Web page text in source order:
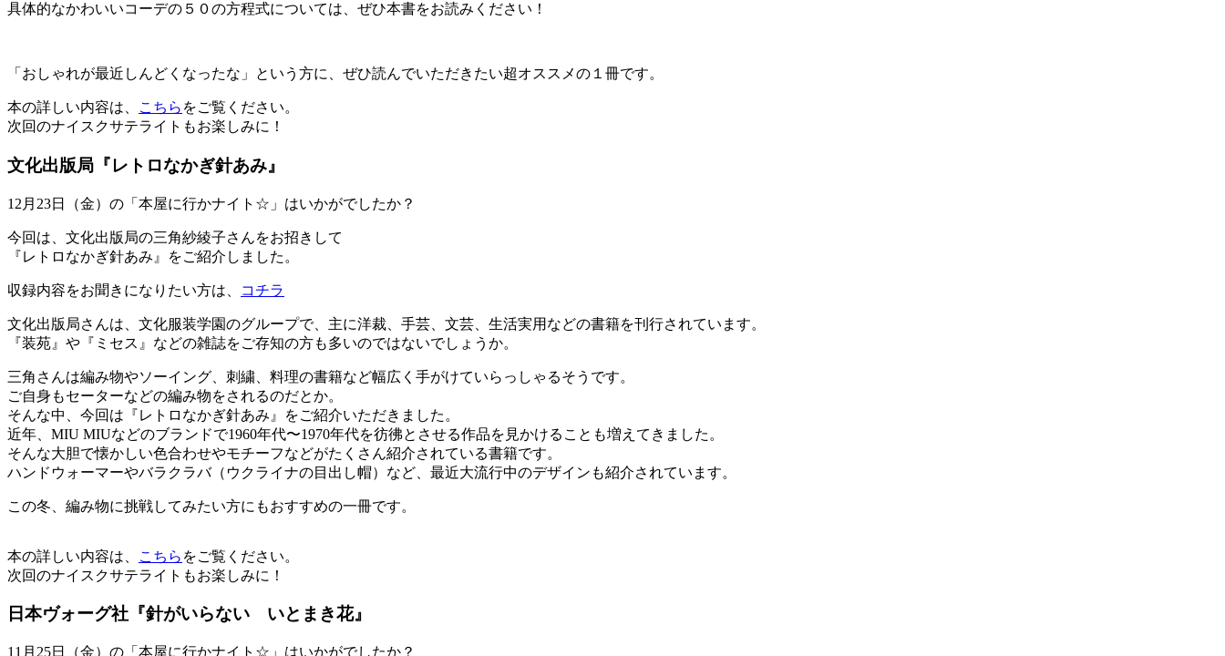
具体的なかわいいコーデの５０の方程式については、ぜひ本書をお読みください！
「おしゃれが最近しんどくなったな」という方に、ぜひ読んでいただきたい超オススメの１冊です。
本の詳しい内容は、 こちら をご覧ください。
次回のナイスクサテライトもお楽しみに！
文化出版局『レトロなかぎ針あみ』
12月23日（金）の「本屋に行かナイト☆」はいかがでしたか？
今回は、文化出版局の三角紗綾子さんをお招きして
『レトロなかぎ針あみ』をご紹介しました。
収録内容をお聞きになりたい方は、 コチラ
文化出版局さんは、文化服装学園のグループで、主に洋裁、手芸、文芸、生活実用などの書籍を刊行されています。
​『装苑』や『ミセス』などの雑誌をご存知の方も多いのではないでしょうか。
三角さんは編み物やソーイング、刺繍、料理の書籍など幅広く手がけていらっしゃるそうです。
ご自身もセーターなどの編み物をされるのだとか。
そんな中、今回は『レトロなかぎ針あみ』をご紹介いただきました。
近年、MIU MIUなどのブランドで1960年代〜1970年代を彷彿とさせる作品を見かけることも増えてきました。
そんな大胆で懐かしい色合わせやモチーフなどがたくさん紹介されている書籍です。
ハンドウォーマーやバラクラバ（ウクライナの目出し帽）など、最近大流行中のデザインも紹介されています。
この冬、編み物に挑戦してみたい方にもおすすめの一冊です。
本の詳しい内容は、 こちら をご覧ください。
次回のナイスクサテライトもお楽しみに！
日本ヴォーグ社『針がいらない いとまき花』
11月25日（金）の「本屋に行かナイト☆」はいかがでしたか？